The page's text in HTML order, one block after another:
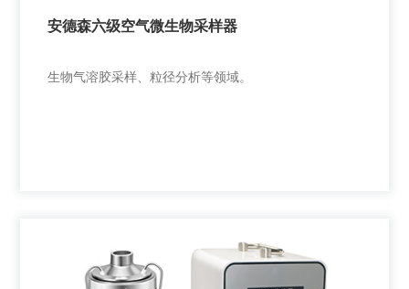
安德森六级空气微生物采样器
生物气溶胶采样、粒径分析等领域。